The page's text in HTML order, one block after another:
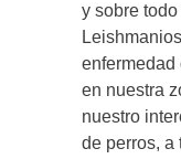
y sobre
enfermedad
en nuestra
nuestro
de perros, a